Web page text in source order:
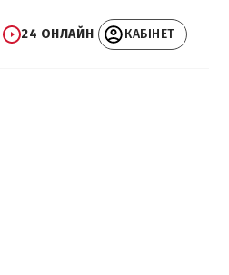
24 ОНЛАЙН КАБІНЕТ